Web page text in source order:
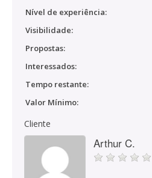
Nível de experiência:
Visibilidade:
Propostas:
Interessados:
Tempo restante:
Valor Mínimo:
Cliente
Arthur C.